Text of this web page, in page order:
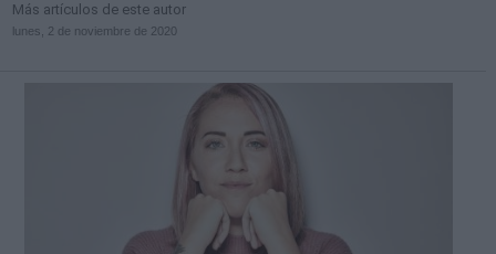
Más artículos de este autor
lunes, 2 de noviembre de 2020